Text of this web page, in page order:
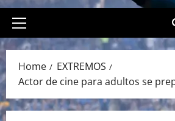
Primary
Menu
Home
EXTREMOS
Actor de cine para adultos se